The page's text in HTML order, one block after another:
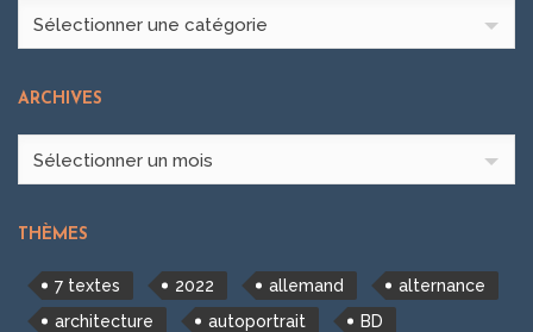
Catégories
Sélectionner une catégorie
ARCHIVES
Archives
Sélectionner un mois
THÈMES
7 textes 2022 allemand
alternance
architecture
autoportrait
BD